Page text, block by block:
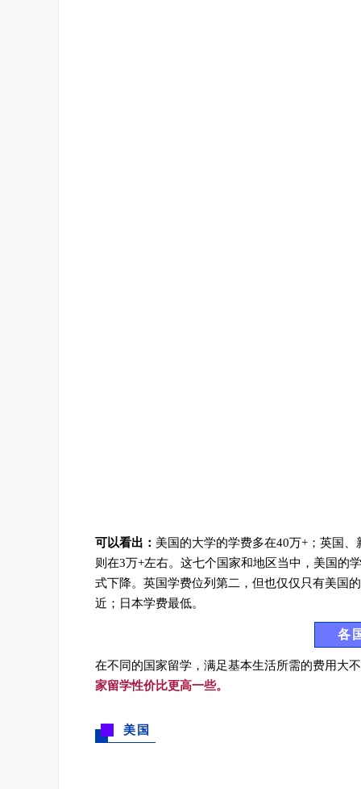
可以看出： 美国的大学的学费多在40万+； 英国、
则在3万+左右。 这七个国家和地区当中，美国的
式下降。 英国学费位列第二，但也仅仅只有美国
近； 日本学费最低。
各
在不同的国家留学，满足基本生活所需的费用大
家留学性价比更高一些。
美国